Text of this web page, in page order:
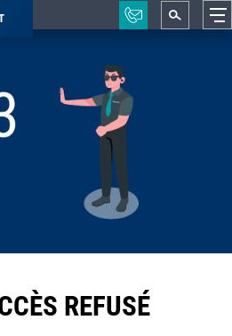
REFUSÉ